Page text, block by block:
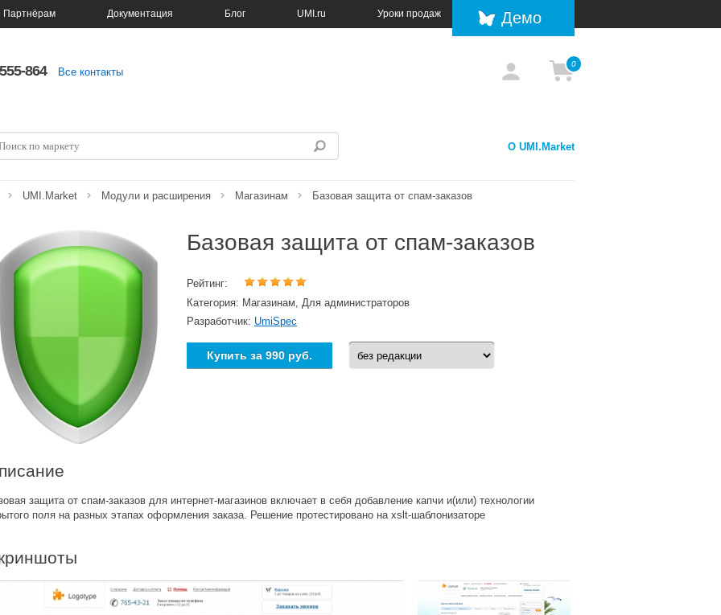
Партнёрам Документация Блог UMI.ru Уроки продаж Демо
864 Все контакты
0
О UMI.Market
UMI.Market Модули и расширения Магазинам Базовая защита от спам-заказов
Базовая защита от спам-заказов
Рейтинг:
Категория: Магазинам, Для администраторов
Разработчик: UmiSpec
Купить за 990 руб.
защита от спам-заказов для интернет-магазинов включает в себя добавление капчи и(или) технологии
поля на разных этапах оформления заказа. Решение протестировано на xslt-шаблонизаторе